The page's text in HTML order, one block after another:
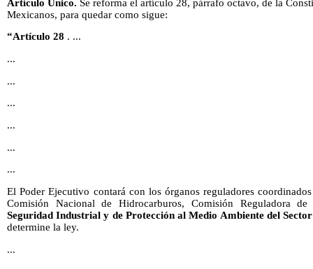
Artículo Único. Se reforma el artículo 28, párrafo octavo, de la
Mexicanos, para quedar como sigue:
“Artículo 28 . ...
...
...
...
...
...
...
El Poder Ejecutivo contará con los órganos reguladores
Comisión Nacional de Hidrocarburos, Comisión Reguladora
Seguridad Industrial y de Protección al Medio Ambiente del
determine la ley.
...